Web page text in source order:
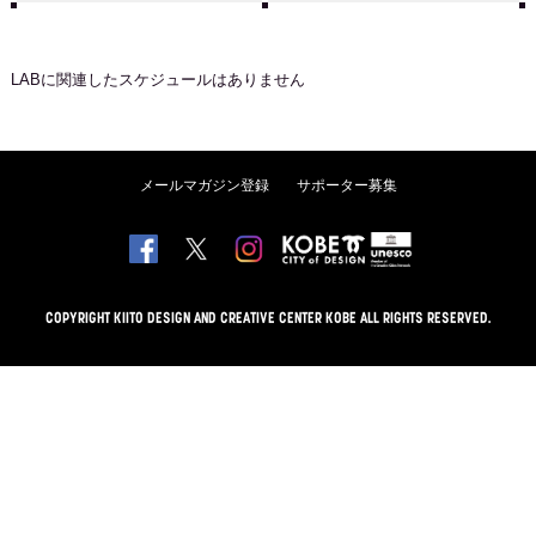
LABに関連したスケジュールはありません
メールマガジン登録 サポーター募集
COPYRIGHT KIITO DESIGN AND CREATIVE CENTER KOBE ALL RIGHTS RESERVED.